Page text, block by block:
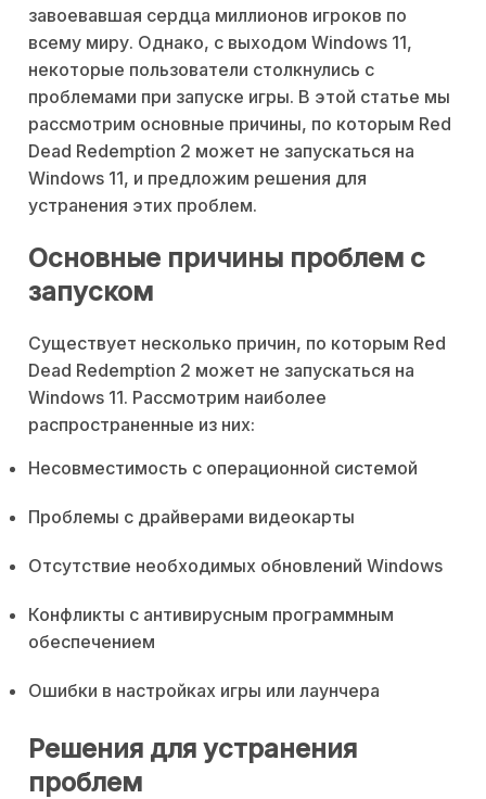
завоевавшая сердца миллионов игроков по
всему миру. Однако, с выходом Windows 11,
некоторые пользователи столкнулись с
проблемами при запуске игры. В этой статье мы
рассмотрим основные причины, по которым Red
Dead Redemption 2 может не запускаться на
Windows 11, и предложим решения для
устранения этих проблем.
Основные причины проблем с
запуском
Существует несколько причин, по которым Red
Dead Redemption 2 может не запускаться на
Windows 11. Рассмотрим наиболее
распространенные из них:
Несовместимость с операционной системой
Проблемы с драйверами видеокарты
Отсутствие необходимых обновлений Windows
Конфликты с антивирусным программным
обеспечением
Ошибки в настройках игры или лаунчера
Решения для устранения
проблем